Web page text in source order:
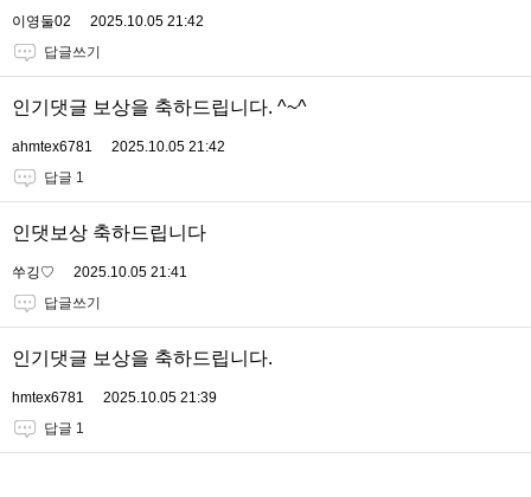
이영둘02
2025.10.05 21:42
답글쓰기
인기댓글 보상을 축하드립니다. ^~^
ahmtex6781
2025.10.05 21:42
답글 1
인댓보상 축하드립니다
쑤깅♡
2025.10.05 21:41
답글쓰기
인기댓글 보상을 축하드립니다.
hmtex6781
2025.10.05 21:39
답글 1